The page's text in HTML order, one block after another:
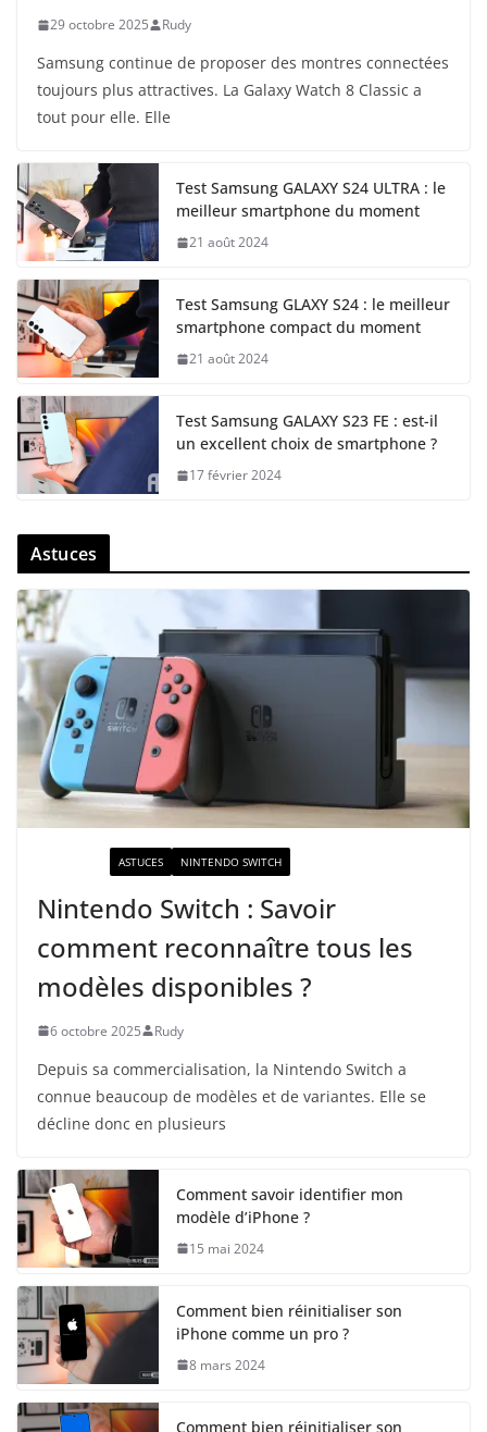
29 octobre 2025 Rudy
Samsung continue de proposer des montres connectées
toujours plus attractives. La Galaxy Watch 8 Classic a
tout pour elle. Elle
Test Samsung GALAXY S24 ULTRA : le
meilleur smartphone du moment
21 août 2024
Test Samsung GLAXY S24 : le meilleur
smartphone compact du moment
21 août 2024
Test Samsung GALAXY S23 FE : est-il
un excellent choix de smartphone ?
17 février 2024
Astuces
ASTUCES NINTENDO SWITCH
Nintendo Switch : Savoir
comment reconnaître tous les
modèles disponibles ?
6 octobre 2025 Rudy
Depuis sa commercialisation, la Nintendo Switch a
connue beaucoup de modèles et de variantes. Elle se
décline donc en plusieurs
Comment savoir identifier mon
modèle d’iPhone ?
15 mai 2024
Comment bien réinitialiser son
iPhone comme un pro ?
8 mars 2024
Comment bien réinitialiser son